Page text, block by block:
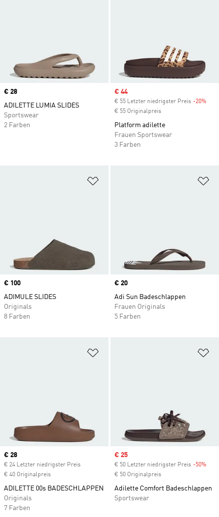
Price
€ 28
ADILETTE LUMIA SLIDES
Sportswear
2 Farben
Sale price
€ 44
€ 55 Letzter niedrigster Preis -20%
€ 55 Originalpreis
Platform adilette
Frauen Sportswear
3 Farben
Price
€ 100
ADIMULE SLIDES
Originals
8 Farben
Price
€ 20
Adi Sun Badeschlappen
Frauen Originals
5 Farben
Current price
€ 28
€ 24 Letzter niedrigster Preis
€ 40 Originalpreis
ADILETTE 00s BADESCHLAPPEN
Originals
7 Farben
Sale price
€ 25
€ 50 Letzter niedrigster Preis -50%
€ 50 Originalpreis
Adilette Comfort Badeschlappen
Sportswear